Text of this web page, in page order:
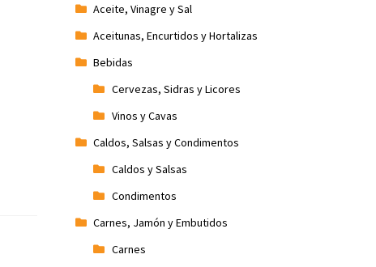
Aceite, Vinagre y Sal
Aceitunas, Encurtidos y Hortalizas
Bebidas
Cervezas, Sidras y Licores
Vinos y Cavas
Caldos, Salsas y Condimentos
Caldos y Salsas
Condimentos
Carnes, Jamón y Embutidos
Carnes